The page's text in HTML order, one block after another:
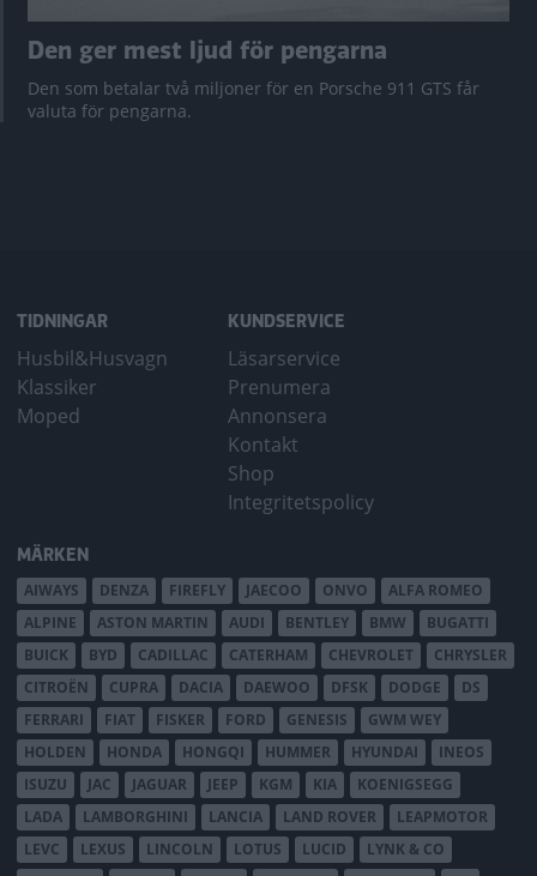
Den ger mest ljud för pengarna
Den som betalar två miljoner för en Porsche 911 GTS får
valuta för pengarna.
TIDNINGAR
Husbil&Husvagn
Klassiker
Moped
KUNDSERVICE
Läsarservice
Prenumera
Annonsera
Kontakt
Shop
Integritetspolicy
MÄRKEN
AIWAYS DENZA FIREFLY JAECOO ONVO
ALFA ROMEO
ALPINE
ASTON MARTIN AUDI BENTLEY BMW
BUGATTI
BUICK
BYD CADILLAC CATERHAM CHEVROLET
CHRYSLER
CITROËN
CUPRA DACIA DAEWOO DFSK DODGE
DS
FERRARI
FIAT FISKER FORD GENESIS
GWM WEY
HOLDEN
HONDA HONGQI HUMMER HYUNDAI
INEOS
ISUZU
JAC JAGUAR JEEP KGM KIA
KOENIGSEGG
LADA
LAMBORGHINI LANCIA LAND ROVER
LEAPMOTOR
LEVC
LEXUS LINCOLN LOTUS LUCID
LYNK & CO